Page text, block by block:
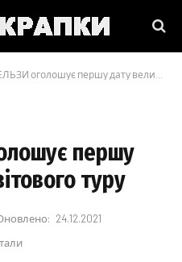
оголошує першу дату великого Світового туру
першу
туру
24.12.2021